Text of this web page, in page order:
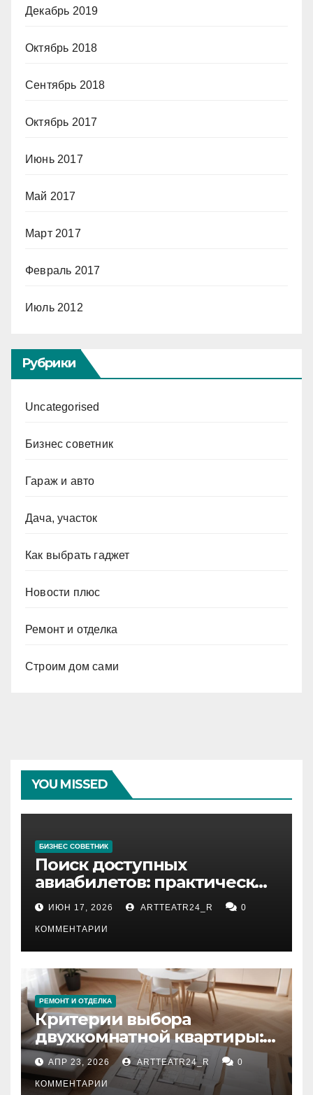
Декабрь 2019
Октябрь 2018
Сентябрь 2018
Октябрь 2017
Июнь 2017
Май 2017
Март 2017
Февраль 2017
Июль 2012
Рубрики
Uncategorised
Бизнес советник
Гараж и авто
Дача, участок
Как выбрать гаджет
Новости плюс
Ремонт и отделка
Строим дом сами
YOU MISSED
БИЗНЕС СОВЕТНИК
Поиск доступных
авиабилетов: практические
рекомендации
ИЮН 17, 2026 ARTTEATR24_R 0
КОММЕНТАРИИ
РЕМОНТ И ОТДЕЛКА
Критерии выбора
двухкомнатной квартиры:
планировка, площадь,
состояние и документация
АПР 23, 2026 ARTTEATR24_R 0
КОММЕНТАРИИ